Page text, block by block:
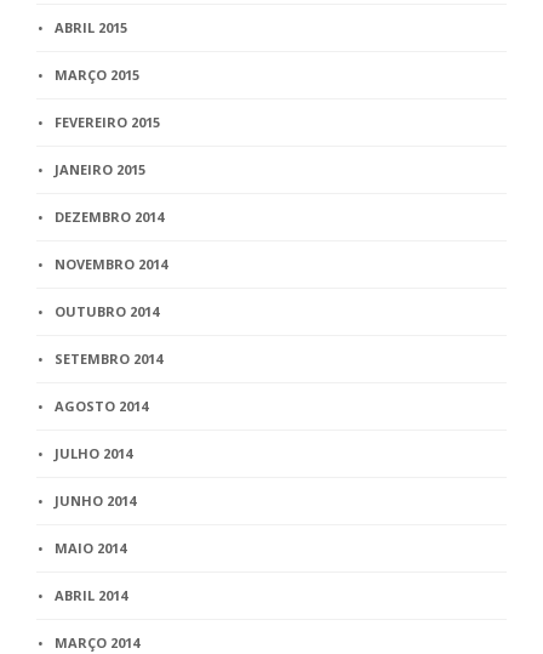
ABRIL 2015
MARÇO 2015
FEVEREIRO 2015
JANEIRO 2015
DEZEMBRO 2014
NOVEMBRO 2014
OUTUBRO 2014
SETEMBRO 2014
AGOSTO 2014
JULHO 2014
JUNHO 2014
MAIO 2014
ABRIL 2014
MARÇO 2014